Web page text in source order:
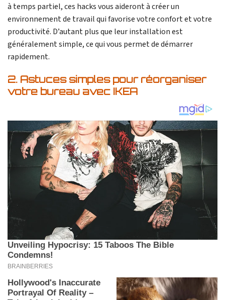
à temps partiel, ces hacks vous aideront à créer un
environnement de travail qui favorise votre confort et votre
productivité. D’autant plus que leur installation est
généralement simple, ce qui vous permet de démarrer
rapidement.
2. Astuces simples pour réorganiser
votre bureau avec IKEA